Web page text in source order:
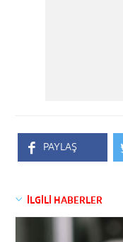
PAYLAŞ
İLGİLİ HABERLER